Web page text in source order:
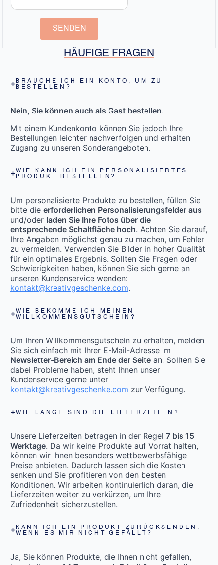
SENDEN
HÄUFIGE FRAGEN
BRAUCHE ICH EIN KONTO, UM ZU
BESTELLEN?
Nein, Sie können auch als Gast bestellen.
Mit einem Kundenkonto können Sie jedoch Ihre
Bestellungen leichter nachverfolgen und erhalten
Zugang zu unseren Sonderangeboten.
WIE KANN ICH EIN PERSONALISIERTES
PRODUKT BESTELLEN?
Um personalisierte Produkte zu bestellen, füllen Sie
bitte die erforderlichen Personalisierungsfelder aus
und/oder laden Sie Ihre Fotos über die
entsprechende Schaltfläche hoch. Achten Sie darauf,
Ihre Angaben möglichst genau zu machen, um Fehler
zu vermeiden. Verwenden Sie Bilder in hoher Qualität
für ein optimales Ergebnis. Sollten Sie Fragen oder
Schwierigkeiten haben, können Sie sich gerne an
unseren Kundenservice wenden:
kontakt@kreativgeschenke.com.
WIE BEKOMME ICH MEINEN
WILLKOMMENSGUTSCHEIN?
Um Ihren Willkommensgutschein zu erhalten, melden
Sie sich einfach mit Ihrer E-Mail-Adresse im
Newsletter-Bereich am Ende der Seite an. Sollten Sie
dabei Probleme haben, steht Ihnen unser
Kundenservice gerne unter
kontakt@kreativgeschenke.com zur Verfügung.
WIE LANGE SIND DIE LIEFERZEITEN?
Unsere Lieferzeiten betragen in der Regel 7 bis 15
Werktage. Da wir keine Produkte auf Vorrat halten,
können wir Ihnen besonders wettbewerbsfähige
Preise anbieten. Dadurch lassen sich die Kosten
senken und Sie profitieren von den besten
Konditionen. Wir arbeiten kontinuierlich daran, die
Lieferzeiten weiter zu verkürzen, um Ihre
Zufriedenheit sicherzustellen.
KANN ICH EIN PRODUKT ZURÜCKSENDEN,
WENN ES MIR NICHT GEFÄLLT?
Ja, Sie können Produkte, die Ihnen nicht gefallen,